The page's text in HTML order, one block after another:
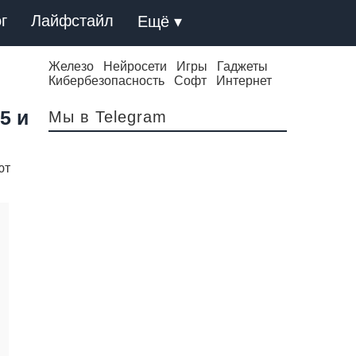
Лайфстайл Ещё ▾
и
Железо Нейросети Игры
Гаджеты
Кибербезопасность
Софт Интернет
Мы в Telegram